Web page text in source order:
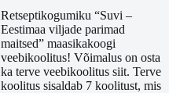
Retseptikogumiku “Suvi –
Eestimaa viljade parimad
maitsed” maasikakoogi
veebikoolitus! Võimalus on osta
ka terve veebikoolitus siit. Terve
koolitus sisaldab 7 koolitust, mis